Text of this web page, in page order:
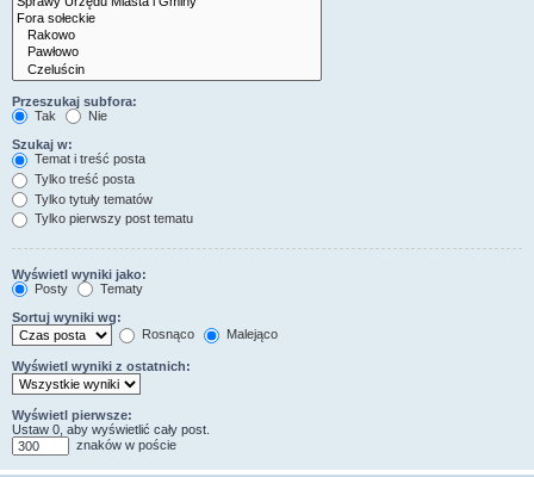
Przeszukaj subfora:
Tak
Nie
Szukaj w:
Temat i treść posta
Tylko treść posta
Tylko tytuły tematów
Tylko pierwszy post tematu
Wyświetl wyniki jako:
Posty
Tematy
Sortuj wyniki wg:
Rosnąco
Malejąco
Wyświetl wyniki z ostatnich:
Wyświetl pierwsze:
Ustaw 0, aby wyświetlić cały post.
znaków w poście